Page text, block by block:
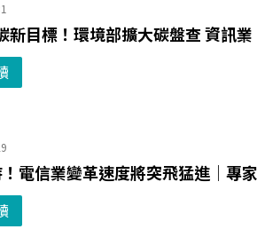
新目標！環境部擴大碳盤查 資訊
電信業變革速度將突飛猛進｜專